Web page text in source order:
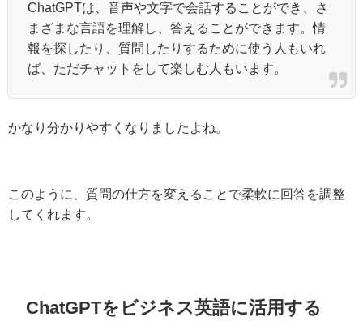
ChatGPTは、音声や文字で会話することができ、さ
まざまな言語を理解し、答えることができます。情
報を探したり、質問したりするために使う人もいれ
ば、ただチャットをして楽しむ人もいます。
かなり分かりやすくなりましたよね。
このように、質問の仕方を変えることで柔軟に回答を調整
してくれます。
ChatGPTをビジネス英語に活用する